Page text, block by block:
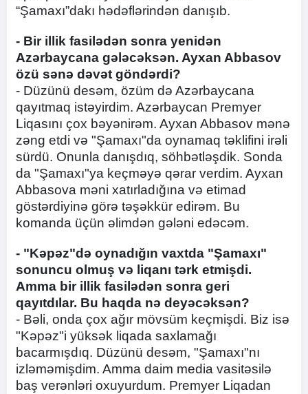
“Şamaxı”dakı hədəflərindən danışıb.
- Bir illik fasilədən sonra yenidən
Azərbaycana gələcəksən. Ayxan Abbasov
özü sənə dəvət göndərdi?
- Düzünü desəm, özüm də Azərbaycana
qayıtmaq istəyirdim. Azərbaycan Premyer
Liqasını çox bəyənirəm. Ayxan Abbasov mənə
zəng etdi və "Şamaxı"da oynamaq təklifini irəli
sürdü. Onunla danışdıq, söhbətləşdik. Sonda
da "Şamaxı"ya keçməyə qərar verdim. Ayxan
Abbasova məni xatırladığına və etimad
göstərdiyinə görə təşəkkür edirəm. Bu
komanda üçün əlimdən gələni edəcəm.
- "Kəpəz"də oynadığın vaxtda "Şamaxı"
sonuncu olmuş və liqanı tərk etmişdi.
Amma bir illik fasilədən sonra geri
qayıtdılar. Bu haqda nə deyəcəksən?
- Bəli, onda çox ağır mövsüm keçmişdi. Biz isə
"Kəpəz"i yüksək liqada saxlamağı
bacarmışdıq. Düzünü desəm, "Şamaxı"nı
izləməmişdim. Amma daim media vasitəsilə
baş verənləri oxuyurdum. Premyer Liqadan